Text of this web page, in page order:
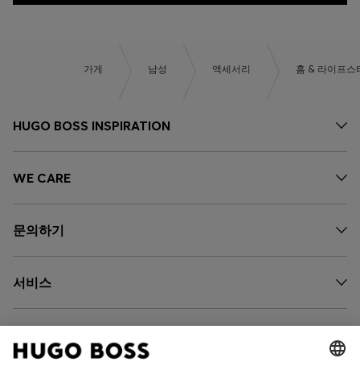
가게 남성 액세서리 홈 & 라이프스
HUGO BOSS INSPIRATION
WE CARE
문의하기
서비스